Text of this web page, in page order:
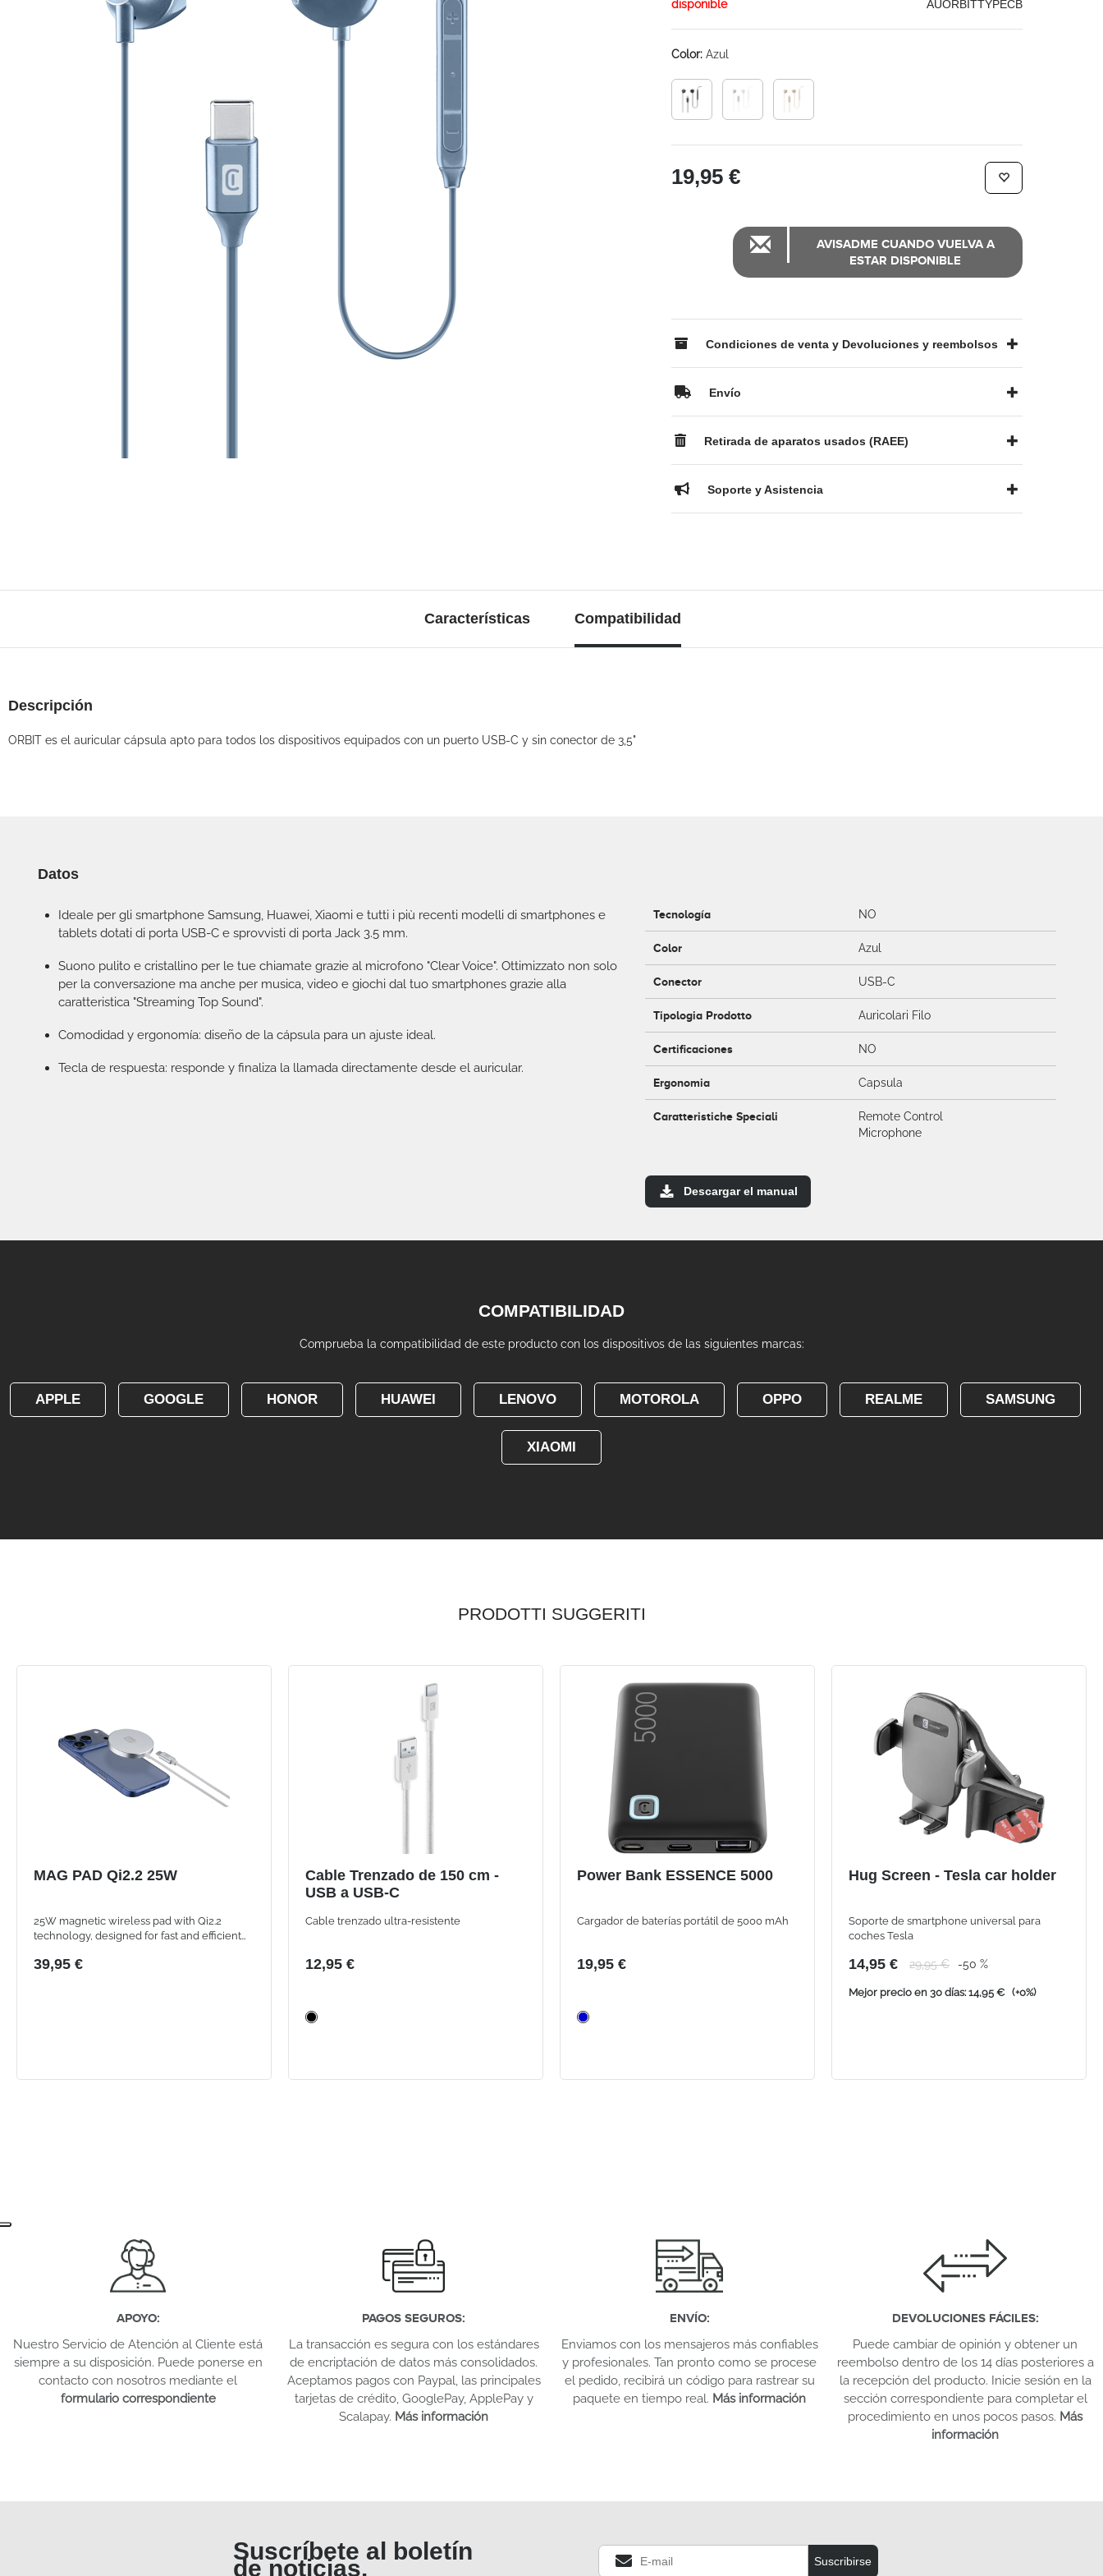
disponible
AUORBITTYPECB
Color: Azul
19,95 €
AVISADME CUANDO VUELVA A
ESTAR DISPONIBLE
Condiciones de venta y Devoluciones y reembolsos
Envío
Retirada de aparatos usados (RAEE)
Soporte y Asistencia
Características Compatibilidad
Descripción
ORBIT es el auricular cápsula apto para todos los dispositivos equipados con un puerto USB-C y sin conector de 3,5"
Datos
Ideale per gli smartphone Samsung, Huawei, Xiaomi e tutti i più recenti modelli di smartphones e
tablets dotati di porta USB-C e sprovvisti di porta Jack 3.5 mm.
Suono pulito e cristallino per le tue chiamate grazie al microfono "Clear Voice". Ottimizzato non solo
per la conversazione ma anche per musica, video e giochi dal tuo smartphones grazie alla
caratteristica "Streaming Top Sound".
Comodidad y ergonomía: diseño de la cápsula para un ajuste ideal.
Tecla de respuesta: responde y finaliza la llamada directamente desde el auricular.
Tecnología NO
Color Azul
Conector USB-C
Tipologia Prodotto Auricolari Filo
Certificaciones NO
Ergonomia Capsula
Caratteristiche Speciali
Remote Control
Microphone
Descargar el manual
COMPATIBILIDAD
Comprueba la compatibilidad de este producto con los dispositivos de las siguientes marcas:
APPLE GOOGLE HONOR HUAWEI LENOVO MOTOROLA OPPO REALME SAMSUNG
XIAOMI
PRODOTTI SUGGERITI
MAG PAD Qi2.2 25W
25W magnetic wireless pad with Qi2.2
technology, designed for fast and efficient
39,95 €
Cable Trenzado de 150 cm -
USB a USB-C
Cable trenzado ultra-resistente
12,95 €
Power Bank ESSENCE 5000
Cargador de baterías portátil de 5000 mAh
19,95 €
Hug Screen - Tesla car holder
Soporte de smartphone universal para
coches Tesla
14,95 € 29,95 € -50 %
Mejor precio en 30 días: 14,95 € (+0%)
APOYO:
Nuestro Servicio de Atención al Cliente está
siempre a su disposición. Puede ponerse en
contacto con nosotros mediante el
formulario correspondiente
PAGOS SEGUROS:
La transacción es segura con los estándares
de encriptación de datos más consolidados.
Aceptamos pagos con Paypal, las principales
tarjetas de crédito, GooglePay, ApplePay y
Scalapay. Más información
ENVÍO:
Enviamos con los mensajeros más confiables
y profesionales. Tan pronto como se procese
el pedido, recibirá un código para rastrear su
paquete en tiempo real. Más información
DEVOLUCIONES FÁCILES:
Puede cambiar de opinión y obtener un
reembolso dentro de los 14 días posteriores a
la recepción del producto. Inicie sesión en la
sección correspondiente para completar el
procedimiento en unos pocos pasos. Más
información
Suscríbete al boletín
de noticias. Suscribirse